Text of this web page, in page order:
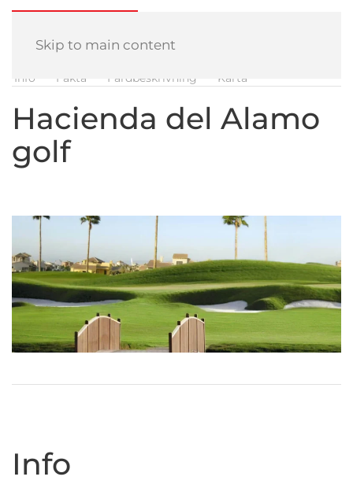
Skip to main content
Info Fakta Färdbeskrivning Karta
Hacienda del Alamo
golf
Info